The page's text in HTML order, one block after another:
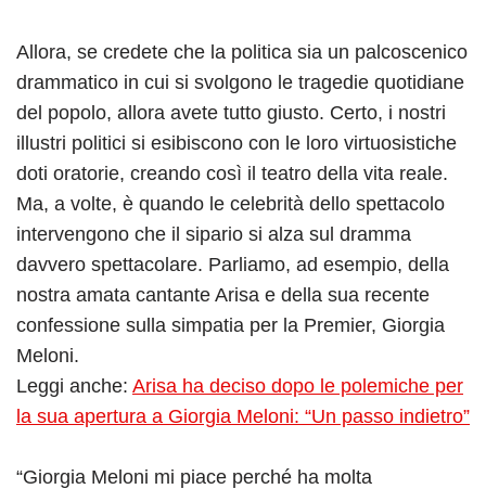
Allora, se credete che la politica sia un palcoscenico
drammatico in cui si svolgono le tragedie quotidiane
del popolo, allora avete tutto giusto. Certo, i nostri
illustri politici si esibiscono con le loro virtuosistiche
doti oratorie, creando così il teatro della vita reale.
Ma, a volte, è quando le celebrità dello spettacolo
intervengono che il sipario si alza sul dramma
davvero spettacolare. Parliamo, ad esempio, della
nostra amata cantante Arisa e della sua recente
confessione sulla simpatia per la Premier, Giorgia
Meloni.
Leggi anche: Arisa ha deciso dopo le polemiche per
la sua apertura a Giorgia Meloni: “Un passo indietro”
“Giorgia Meloni mi piace perché ha molta